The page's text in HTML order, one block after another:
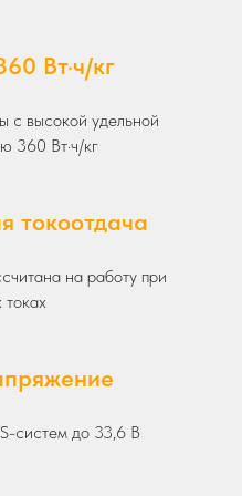
Вт·ч/кг
с высокой удельной
360 Вт·ч/кг
токоотдача
на работу при
токах
систем до 33,6 В